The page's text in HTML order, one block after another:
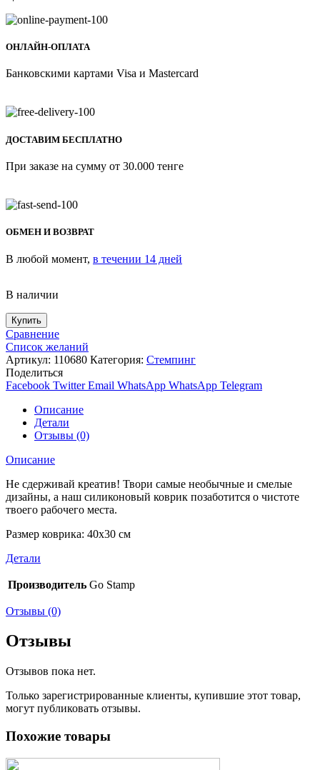
ОНЛАЙН-ОПЛАТА
Банковскими картами Visa и Mastercard
ДОСТАВИМ БЕСПЛАТНО
При заказе на сумму от 30.000 тенге
ОБМЕН И ВОЗВРАТ
В любой момент, в течении 14 дней
В наличии
Купить
Сравнение
Список желаний
Артикул: 110680 Категория: Стемпинг
Поделиться
Facebook Twitter Email WhatsApp WhatsApp Telegram
Описание
Детали
Отзывы (0)
Описание
Не сдерживай креатив! Твори самые необычные и смелые
дизайны, а наш силиконовый коврик позаботится о чистоте
твоего рабочего места.
Размер коврика: 40х30 см
Детали
Производитель Go Stamp
Отзывы (0)
Отзывы
Отзывов пока нет.
Только зарегистрированные клиенты, купившие этот товар,
могут публиковать отзывы.
Похожие товары